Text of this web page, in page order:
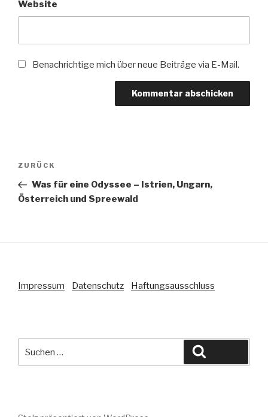
Website
Benachrichtige mich über neue Beiträge via E-Mail.
Beitragsnavigation
Vorheriger
Beitrag
ZURÜCK
Was für eine Odyssee – Istrien, Ungarn,
Österreich und Spreewald
Impressum Datenschutz Haftungsausschluss
nach: